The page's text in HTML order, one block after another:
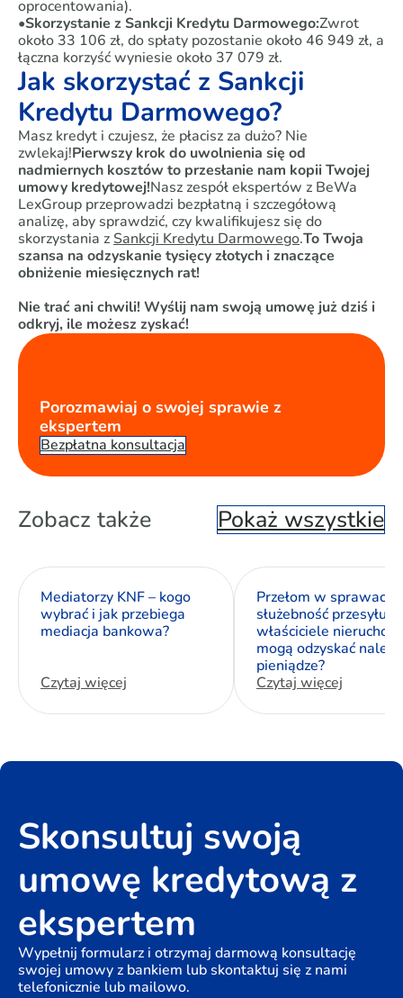
oprocentowania).
•Skorzystanie z Sankcji Kredytu Darmowego:Zwrot
około 33 106 zł, do spłaty pozostanie około 46 949 zł, a
łączna korzyść wyniesie około 37 079 zł.
Jak skorzystać z Sankcji
Kredytu Darmowego?
Masz kredyt i czujesz, że płacisz za dużo? Nie
zwlekaj!Pierwszy krok do uwolnienia się od
nadmiernych kosztów to przesłanie nam kopii Twojej
umowy kredytowej!Nasz zespół ekspertów z BeWa
LexGroup przeprowadzi bezpłatną i szczegółową
analizę, aby sprawdzić, czy kwalifikujesz się do
skorzystania z Sankcji Kredytu Darmowego.To Twoja
szansa na odzyskanie tysięcy złotych i znaczące
obniżenie miesięcznych rat!
Nie trać ani chwili! Wyślij nam swoją umowę już dziś i
odkryj, ile możesz zyskać!
Porozmawiaj o swojej sprawie z
ekspertem
Bezpłatna konsultacja
Zobacz także Pokaż wszystkie
Mediatorzy KNF – kogo
wybrać i jak przebiega
mediacja bankowa?
Czytaj więcej
Przełom w sprawach
służebność przesyłu.
właściciele
mogą odzyskać
pieniądze?
Czytaj więcej
Skonsultuj swoją
umowę kredytową z
ekspertem
Wypełnij formularz i otrzymaj darmową konsultację
swojej umowy z bankiem lub skontaktuj się z nami
telefonicznie lub mailowo.